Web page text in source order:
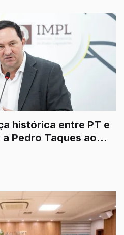
histórica entre PT e
Pedro Taques ao